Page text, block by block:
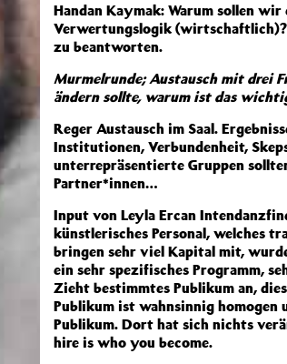
Handan Kaymak: Warum sollen
Verwertungslogik (wirtschaftlich)?
zu beantworten.
Murmelrunde; Austausch mit drei
ändern sollte, warum ist das
Reger Austausch im Saal.
Institutionen, Verbundenheit,
unterrepräsentierte Gruppen
Partner*innen…
Input von Leyla Ercan
künstlerisches Personal, welches
bringen sehr viel Kapital mit,
ein sehr spezifisches Programm,
Zieht bestimmtes Publikum an,
Publikum ist wahnsinnig homogen
Publikum. Dort hat sich nichts
hire is who you become.